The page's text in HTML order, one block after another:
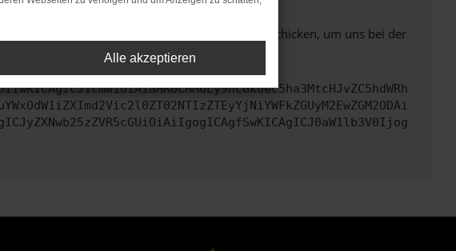
zu beheben. Du kannst uns diesen Text schicken, um uns bei der
Alle akzeptieren